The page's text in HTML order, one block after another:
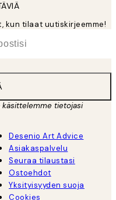
kun tilaat uutiskirjeemme!
käsittelemme tietojasi
Desenio Art Advice
Asiakaspalvelu
Seuraa tilaustasi
Ostoehdot
Yksityisyyden suoja
Cookies